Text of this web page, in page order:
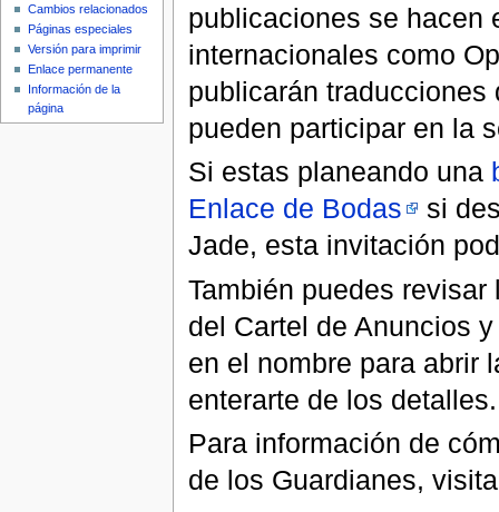
publicaciones se hacen
internacionales como
publicarán
pueden participar en la
Si estas planeando una
Enlace de Bodas
si
Jade, esta invitación
También puedes
del Cartel de Anuncios
en el nombre para abrir
enterarte de los detalles.
Para información de
de los Guardianes,
Cambios relacionados
Páginas especiales
Versión para imprimir
Enlace permanente
Información de la
página